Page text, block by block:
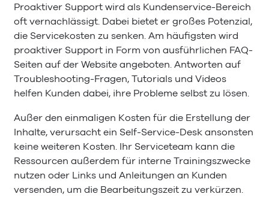
Proaktiver Support wird als Kundenservice-Bereich
oft vernachlässigt. Dabei bietet er großes Potenzial,
die Servicekosten zu senken. Am häufigsten wird
proaktiver Support in Form von ausführlichen FAQ-
Seiten auf der Website angeboten. Antworten auf
Troubleshooting-Fragen, Tutorials und Videos
helfen Kunden dabei, ihre Probleme selbst zu lösen.
Außer den einmaligen Kosten für die Erstellung der
Inhalte, verursacht ein Self-Service-Desk ansonsten
keine weiteren Kosten. Ihr Serviceteam kann die
Ressourcen außerdem für interne Trainingszwecke
nutzen oder Links und Anleitungen an Kunden
versenden, um die Bearbeitungszeit zu verkürzen.